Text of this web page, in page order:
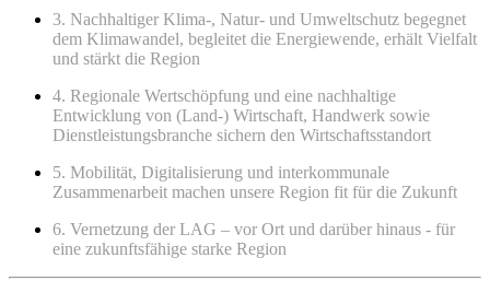
3. Nachhaltiger Klima-, Natur- und Umweltschutz begegnet
dem Klimawandel, begleitet die Energiewende, erhält Vielfalt
und stärkt die Region
4. Regionale Wertschöpfung und eine nachhaltige
Entwicklung von (Land-) Wirtschaft, Handwerk sowie
Dienstleistungsbranche sichern den Wirtschaftsstandort
5. Mobilität, Digitalisierung und interkommunale
Zusammenarbeit machen unsere Region fit für die Zukunft
6. Vernetzung der LAG – vor Ort und darüber hinaus - für
eine zukunftsfähige starke Region